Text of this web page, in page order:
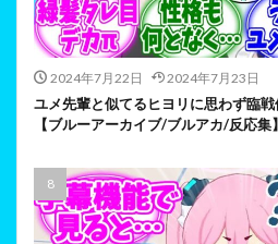
2024年7月22日 2024年7月23日
ユメ先輩と似てるヒヨリに思わず臨
【ブルーアーカイブ/ブルアカ/反応集】